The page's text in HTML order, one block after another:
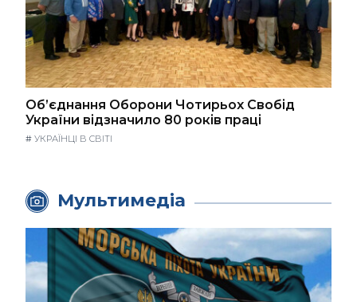
Об’єднання Оборони Чотирьох Свобід
України відзначило 80 років праці
# УКРАЇНЦІ В СВІТІ
Мультимедіа